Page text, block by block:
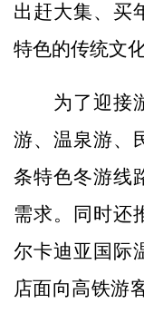
出赶大集、买
特色的传统文化
为了迎接游
游、温泉游、
条特色冬游线
需求。同时还
尔卡迪亚国际
店面向高铁游